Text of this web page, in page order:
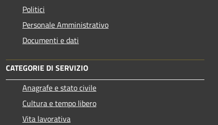
Politici
Personale Amministrativo
Documenti e dati
CATEGORIE DI SERVIZIO
Anagrafe e stato civile
Cultura e tempo libero
Vita lavorativa